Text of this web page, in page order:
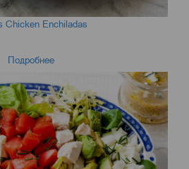
Chicken Enchiladas
Подробнее